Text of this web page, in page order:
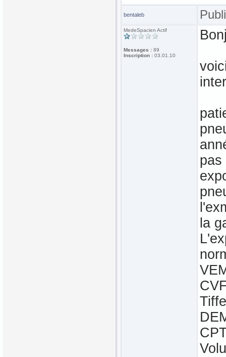
bentaleb
MedeSpacien Actif
Messages : 89
Inscription : 03.01.10
pas
la